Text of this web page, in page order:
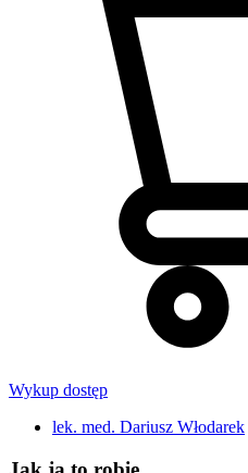
Wykup dostęp
lek. med. Dariusz Włodarek